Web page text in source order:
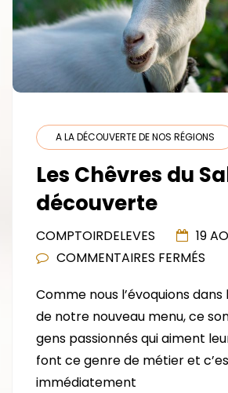
A LA DÉCOUVERTE DE NOS RÉGIONS
Les Chêvres du
découverte
COMPTOIRDELEVES
19
COMMENTAIRES FERMÉS
DU
:
Comme nous l’évoquions
de notre nouveau menu, ce
gens passionnés qui aiment
font ce genre de métier et
immédiatement